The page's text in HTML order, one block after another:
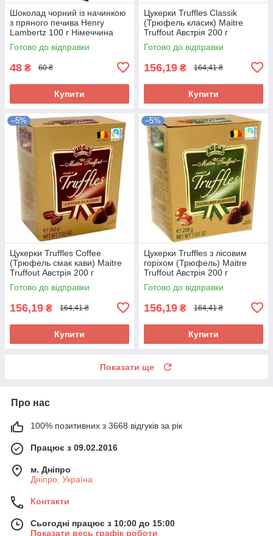
Шоколад чорний із начинкою
з пряного печива Henry
Lambertz 100 г Німеччина
Готово до відправки
48 ₴ 60 ₴
Купити
Цукерки Truffles Classik
(Трюфель класик) Maitre
Truffout Австрія 200 г
Готово до відправки
156,19 ₴ 164,41 ₴
Купити
–5%
Цукерки Truffles Coffee
(Трюфель смак кави) Maitre
Truffout Австрія 200 г
Готово до відправки
156,19 ₴ 164,41 ₴
Купити
–5%
Цукерки Truffles з лісовим
горіхом (Трюфель) Maitre
Truffout Австрія 200 г
Готово до відправки
156,19 ₴ 164,41 ₴
Купити
Показати ще
Про нас
100% позитивних з 3668 відгуків за рік
Працює з 09.02.2016
м. Дніпро
Дніпро, Україна
Контакти
Сьогодні працює з 10:00 до 15:00
Показати весь графік роботи